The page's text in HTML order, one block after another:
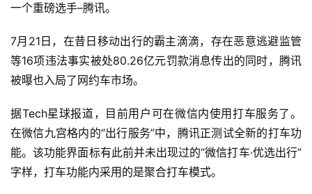
首
页
一个重磅选手–腾讯。
7月21日，在昔日移动出行的霸主滴滴，存在恶意逃避监管
等16项违法事实被处80.26亿元罚款消息传出的同时，腾讯
被曝也入局了网约车市场。
据Tech星球报道，目前用户可在微信内使用打车服务了。
在微信九宫格内的“出行服务”中，腾讯正测试全新的打车功
能。该功能界面标有此前并未出现过的“微信打车·优选出行”
字样，打车功能内采用的是聚合打车模式。